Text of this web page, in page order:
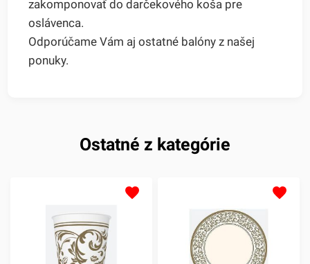
zakomponovať do darčekového koša pre
oslávenca.
Odporúčame Vám aj ostatné balóny z našej
ponuky.
Ostatné z kategórie